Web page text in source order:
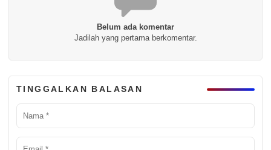
Belum ada komentar
Jadilah yang pertama berkomentar.
TINGGALKAN BALASAN